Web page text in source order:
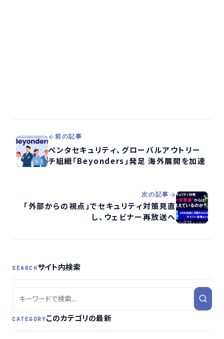
前の記事
ペンタセキュリティ、グローバルアウトリー
チ組織「Beyonders」発足 海外展開を加速
次の記事
「外部からの視点」でセキュリティ対策見直
し、ウェビナー再放送へ
SEARCHサイト内検索
CATEGORYこのカテゴリの最新